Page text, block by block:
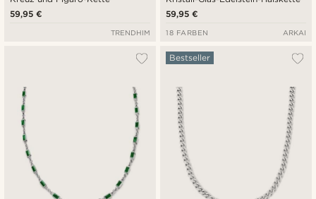
59,95 €
TRENDHIM
59,95 €
18 FARBEN ARKAI
Bestseller